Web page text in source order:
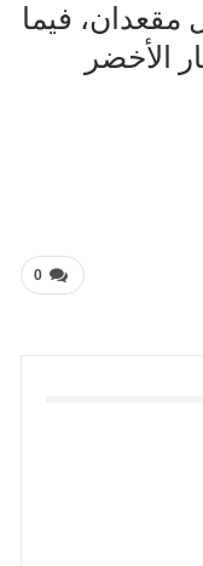
مقعدان، فيما
الأخضر
0